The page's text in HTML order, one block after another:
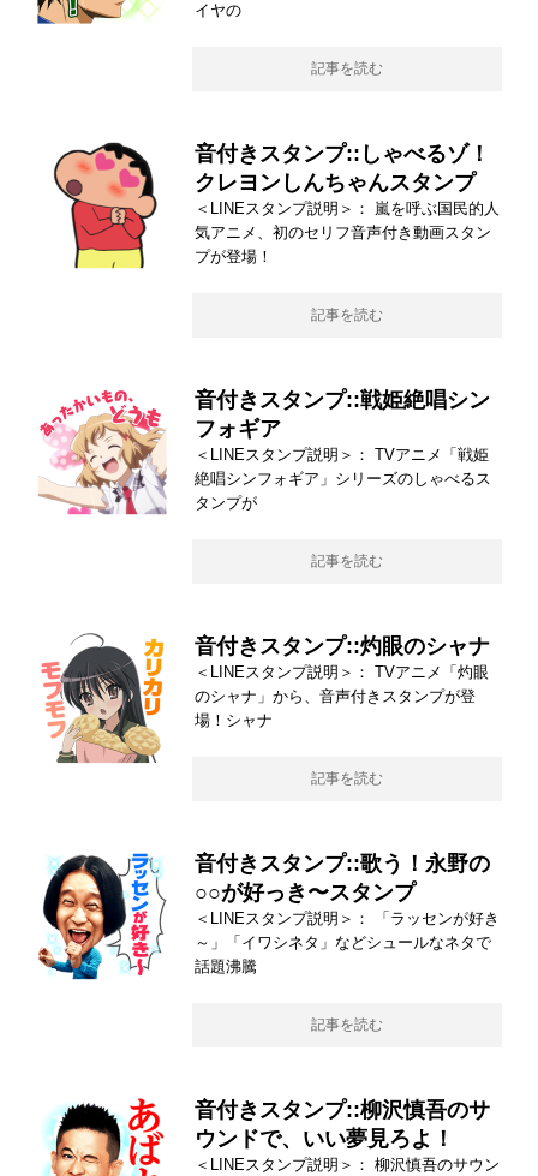
イヤの
記事を読む
音付きスタンプ::しゃべるゾ！
クレヨンしんちゃんスタンプ
＜LINEスタンプ説明＞： 嵐を呼ぶ国民的人
気アニメ、初のセリフ音声付き動画スタン
プが登場！
記事を読む
音付きスタンプ::戦姫絶唱シン
フォギア
＜LINEスタンプ説明＞： TVアニメ「戦姫
絶唱シンフォギア」シリーズのしゃべるス
タンプが
記事を読む
音付きスタンプ::灼眼のシャナ
＜LINEスタンプ説明＞： TVアニメ「灼眼
のシャナ」から、音声付きスタンプが登
場！シャナ
記事を読む
音付きスタンプ::歌う！永野の
○○が好っき〜スタンプ
＜LINEスタンプ説明＞： 「ラッセンが好き
～」「イワシネタ」などシュールなネタで
話題沸騰
記事を読む
音付きスタンプ::柳沢慎吾のサ
ウンドで、いい夢見ろよ！
＜LINEスタンプ説明＞： 柳沢慎吾のサウン